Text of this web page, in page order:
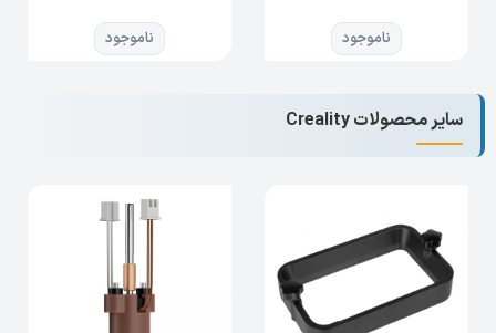
جدا از سه نکته عنوان شده در
پرینتر سه بعدی CR-10
باید به مزیت های خاص این چاپگر اضافه کرد. از
مشخصا ت فنی این غول خوش اخلاق شرکت
Creality
ناموجود ناموجود
سایر محصولات Creality